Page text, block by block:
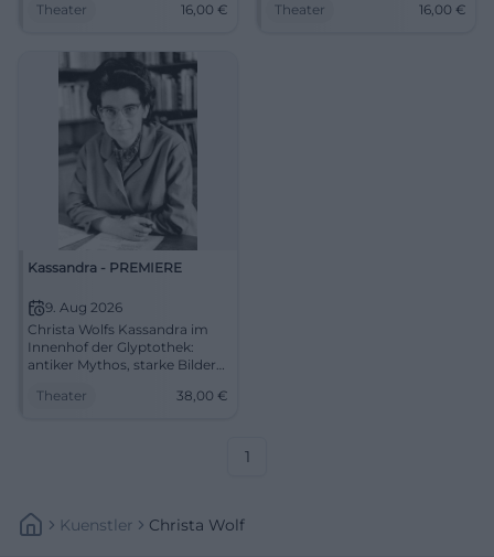
und Ausgrenzung. 02.07.2026,
Theater 16,00 €
und Ausgrenzung. Am
Theater 16,00 €
Kassandra - PREMIERE
9. Aug 2026
Christa Wolfs Kassandra im
Innenhof der Glyptothek:
antiker Mythos, starke Bilder
freiem Himmel. 09.08.2026,
Theater 38,00 €
1
Kuenstler Christa Wolf